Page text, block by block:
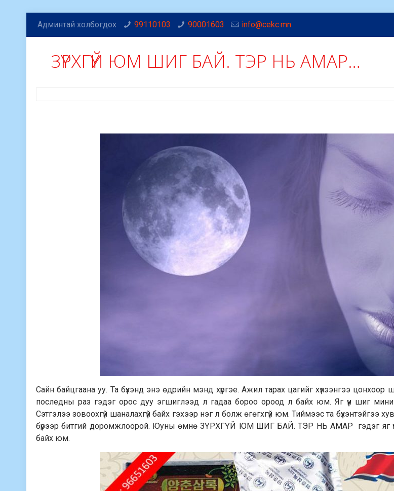
Админтай холбогдох 99110103 90001603 info@cekc.mn
ЗҮРХГҮЙ ЮМ ШИГ БАЙ. ТЭР НЬ АМАР…
Сайн байцгаана уу. Та бүхэнд энэ өдрийн мэнд хүргэе. Ажил тарах цагийг хүлээнгээ
последны раз гэдэг орос дуу эгшиглээд л гадаа бороо ороод л байх юм. Яг үүн шиг
Сэтгэлээ зовоохгүй шаналахгүй байх гэхээр нэг л болж өгөгхгүй юм. Тиймээс та бүхэнтэйгээ
бүрээр битгий доромжлоорой. Юуны өмнө ЗҮРХГҮЙ ЮМ ШИГ БАЙ. ТЭР НЬ АМАР гэдэг яг
байх юм.